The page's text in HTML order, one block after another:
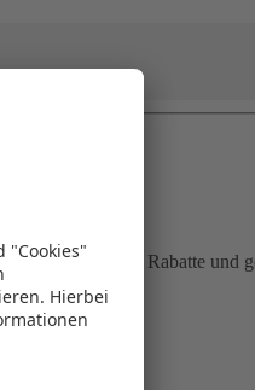
Sie attraktive Rabatte und